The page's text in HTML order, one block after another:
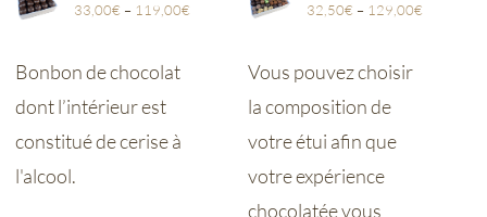
33,00€ – 119,00€
Bonbon de chocolat
dont l’intérieur est
constitué de cerise à
l'alcool.
32,50€ – 129,00€
Vous pouvez choisir
la composition de
votre étui afin que
votre expérience
chocolatée vous